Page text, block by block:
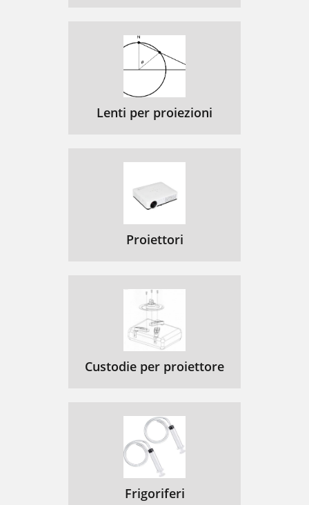
Lenti per proiezioni
Proiettori
Custodie per proiettore
Frigoriferi